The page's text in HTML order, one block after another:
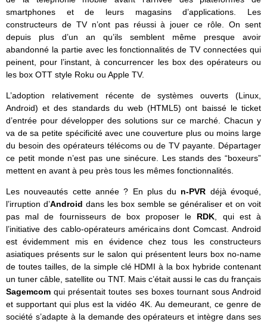
smartphones et de leurs magasins d’applications. Les
constructeurs de TV n’ont pas réussi à jouer ce rôle. On sent
depuis plus d’un an qu’ils semblent même presque avoir
abandonné la partie avec les fonctionnalités de TV connectées qui
peinent, pour l’instant, à concurrencer les box des opérateurs ou
les box OTT style Roku ou Apple TV.
L’adoption relativement récente de systèmes ouverts (Linux,
Android) et des standards du web (HTML5) ont baissé le ticket
d’entrée pour développer des solutions sur ce marché. Chacun y
va de sa petite spécificité avec une couverture plus ou moins large
du besoin des opérateurs télécoms ou de TV payante. Départager
ce petit monde n’est pas une sinécure. Les stands des “boxeurs”
mettent en avant à peu près tous les mêmes fonctionnalités.
Les nouveautés cette année ? En plus du n-PVR déjà évoqué,
l’irruption d’Android dans les box semble se généraliser et on voit
pas mal de fournisseurs de box proposer le RDK , qui est à
l’initiative des cablo-opérateurs américains dont Comcast. Android
est évidemment mis en évidence chez tous les constructeurs
asiatiques présents sur le salon qui présentent leurs box no-name
de toutes tailles, de la simple clé HDMI à la box hybride contenant
un tuner câble, satellite ou TNT. Mais c’était aussi le cas du français
Sagemcomqui présentait toutes ses boxes tournant sous Android
et supportant qui plus est la vidéo 4K. Au demeurant, ce genre de
société s’adapte à la demande des opérateurs et intègre dans ses